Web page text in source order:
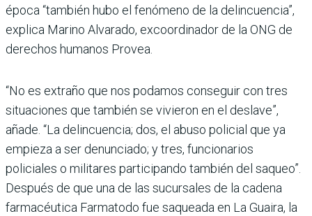
época “también hubo el fenómeno de la delincuencia”,
explica Marino Alvarado, excoordinador de la ONG de
derechos humanos Provea.
“No es extraño que nos podamos conseguir con tres
situaciones que también se vivieron en el deslave”,
añade. “La delincuencia; dos, el abuso policial que ya
empieza a ser denunciado; y tres, funcionarios
policiales o militares participando también del saqueo”.
Después de que una de las sucursales de la cadena
farmacéutica Farmatodo fue saqueada en La Guaira, la